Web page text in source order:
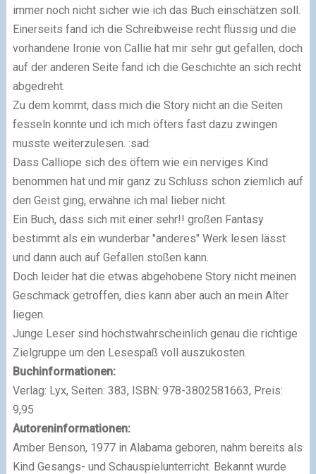
immer noch nicht sicher wie ich das Buch einschätzen soll.
Einerseits fand ich die Schreibweise recht flüssig und die
vorhandene Ironie von Callie hat mir sehr gut gefallen, doch
auf der anderen Seite fand ich die Geschichte an sich recht
abgedreht.
Zu dem kommt, dass mich die Story nicht an die Seiten
fesseln konnte und ich mich öfters fast dazu zwingen
musste weiterzulesen. :sad:
Dass Calliope sich des öftern wie ein nerviges Kind
benommen hat und mir ganz zu Schluss schon ziemlich auf
den Geist ging, erwähne ich mal lieber nicht.
Ein Buch, dass sich mit einer sehr!! großen Fantasy
bestimmt als ein wunderbar "anderes" Werk lesen lässt
und dann auch auf Gefallen stoßen kann.
Doch leider hat die etwas abgehobene Story nicht meinen
Geschmack getroffen, dies kann aber auch an mein Alter
liegen.
Junge Leser sind höchstwahrscheinlich genau die richtige
Zielgruppe um den Lesespaß voll auszukosten.
Buchinformationen:
Verlag: Lyx, Seiten: 383, ISBN: 978-3802581663, Preis:
9,95
Autoreninformationen:
Amber Benson, 1977 in Alabama geboren, nahm bereits als
Kind Gesangs- und Schauspielunterricht. Bekannt wurde